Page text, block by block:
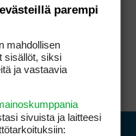
parempi
mahdollisen
sisällöt, siksi
ja vastaavia
sivuista ja laitteesi